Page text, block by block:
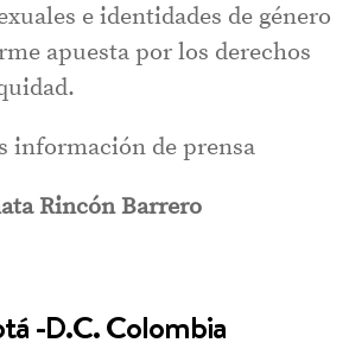
e identidades de género
apuesta por los derechos
información de prensa
Rincón Barrero
-D.C. Colombia